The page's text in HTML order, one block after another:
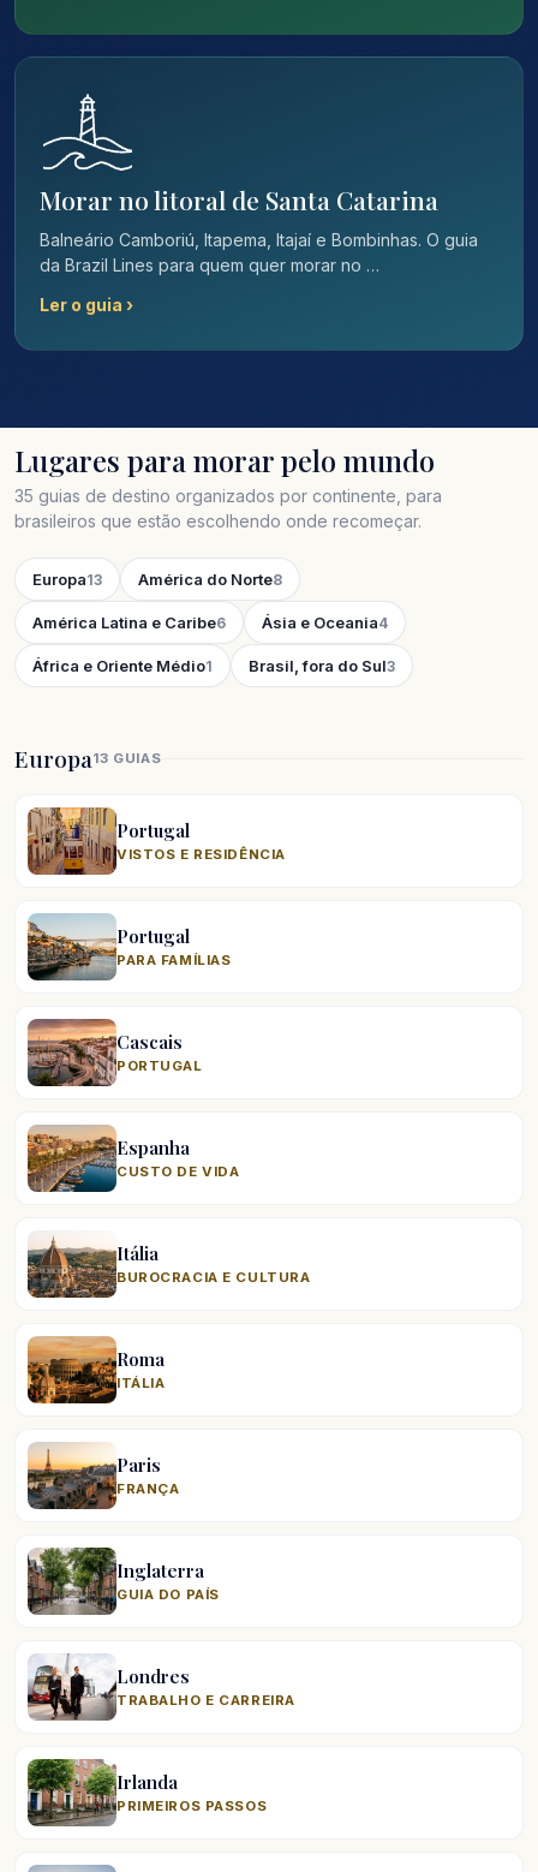
Morar no litoral de Santa Catarina
Balneário Camboriú, Itapema, Itajaí e Bombinhas. O guia
da Brazil Lines para quem quer morar no …
Ler o guia ›
Lugares para morar pelo mundo
35 guias de destino organizados por continente, para
brasileiros que estão escolhendo onde recomeçar.
Europa13 América do Norte8
América Latina e Caribe6 Ásia e Oceania4
África e Oriente Médio1 Brasil, fora do Sul3
Europa13 GUIAS
Portugal
VISTOS E RESIDÊNCIA
Portugal
PARA FAMÍLIAS
Cascais
PORTUGAL
Espanha
CUSTO DE VIDA
Itália
BUROCRACIA E CULTURA
Roma
ITÁLIA
Paris
FRANÇA
Inglaterra
GUIA DO PAÍS
Londres
TRABALHO E CARREIRA
Irlanda
PRIMEIROS PASSOS